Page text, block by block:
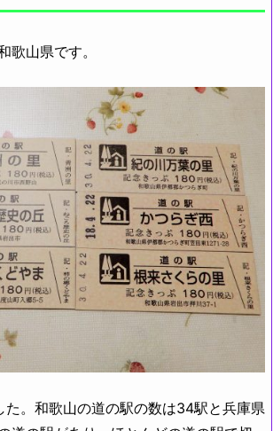
歌山県です。
た。和歌山の道の駅の数は34駅と兵庫県